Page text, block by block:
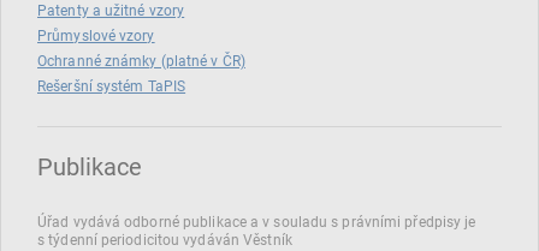
Patenty a užitné vzory
Průmyslové vzory
Ochranné známky (platné v ČR)
Rešeršní systém TaPIS
Publikace
Úřad vydává odborné publikace a v souladu s právními předpisy je
s týdenní periodicitou vydáván Věstník